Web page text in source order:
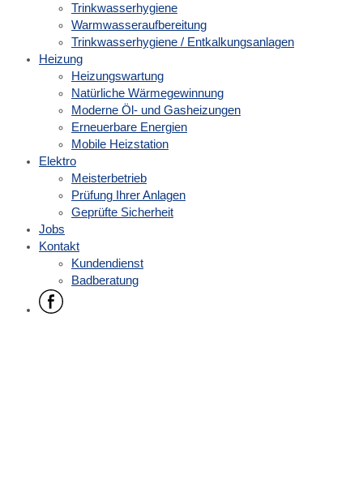
Trinkwasserhygiene
Warmwasseraufbereitung
Trinkwasserhygiene / Entkalkungsanlagen
Heizung
Heizungswartung
Natürliche Wärmegewinnung
Moderne Öl- und Gasheizungen
Erneuerbare Energien
Mobile Heizstation
Elektro
Meisterbetrieb
Prüfung Ihrer Anlagen
Geprüfte Sicherheit
Jobs
Kontakt
Kundendienst
Badberatung